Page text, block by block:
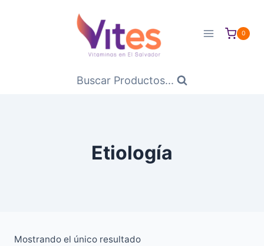
0
Buscar Productos...
Etiología
Mostrando el único resultado